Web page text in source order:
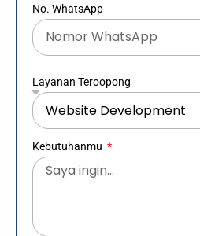
No. WhatsApp
Layanan Teroopong
Kebutuhanmu